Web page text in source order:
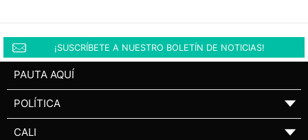
¡SUSCRÍBETE A NUESTRO BOLETÍN DE NOTICIAS!
PAUTA AQUÍ
POLÍTICA ▼
CALI ▼